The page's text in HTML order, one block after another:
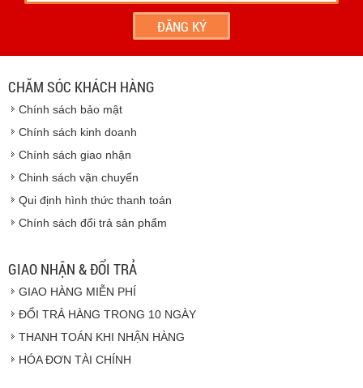
- Hoặc chúng tôi sẽcử nhân viên giao hàng
địa chỉ khách hàng cung cấp.
Vinhempich
CAM KẾT CHẤT LƯỢNG
Hàng hóa được giao cho quý khách là hàng mới
100% nguyên đai nguyên kiện.
CHĂM SÓC KHÁCH HÀNG
Chính sách bảo mật
Chính sách kinh doanh
Chính sách giao nhận
Chinh sách vận chuyển
Qui định hình thức thanh toán
Chính sách đổi trả sản phẩm
GIAO NHẬN & ĐỔI TRẢ
GIAO HÀNG MIỄN PHÍ
ĐỔI TRẢ HÀNG TRONG 10 NGÀY
THANH TOÁN KHI NHẬN HÀNG
HÓA ĐƠN TÀI CHÍNH